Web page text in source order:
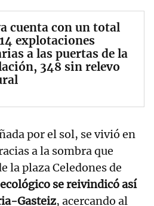
cuenta con un total
explotaciones
a las puertas de la
348 sin relevo
por el sol, se vivió en
a la sombra que
la plaza Celedones de
se reivindicó así
Gasteiz, acercando al